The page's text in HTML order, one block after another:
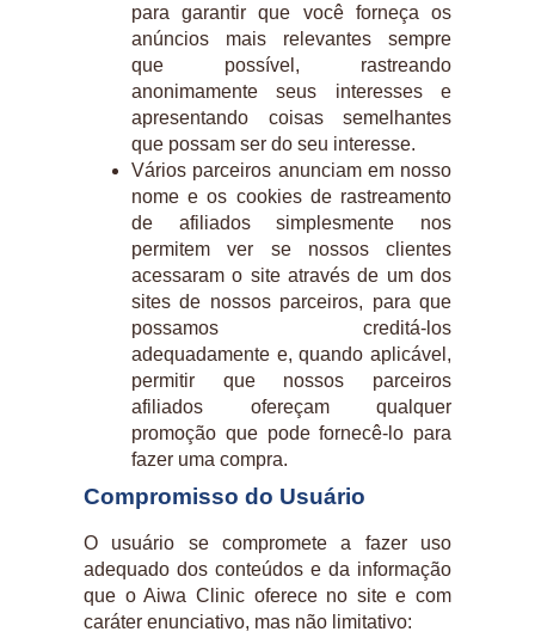
para garantir que você forneça os
anúncios mais relevantes sempre
que possível, rastreando
anonimamente seus interesses e
apresentando coisas semelhantes
que possam ser do seu interesse.
Vários parceiros anunciam em nosso
nome e os cookies de rastreamento
de afiliados simplesmente nos
permitem ver se nossos clientes
acessaram o site através de um dos
sites de nossos parceiros, para que
possamos creditá-los
adequadamente e, quando aplicável,
permitir que nossos parceiros
afiliados ofereçam qualquer
promoção que pode fornecê-lo para
fazer uma compra.
Compromisso do Usuário
O usuário se compromete a fazer uso
adequado dos conteúdos e da informação
que o Aiwa Clinic oferece no site e com
caráter enunciativo, mas não limitativo: